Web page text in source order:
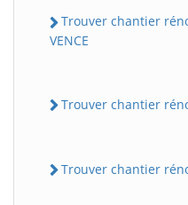
Trouver chantier
VENCE
Trouver chantier
Trouver chantier